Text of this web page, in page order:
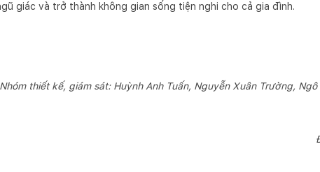
giác và trở thành không gian sống tiện nghi cho cả gia đình.
Nhóm thiết kế, giám sát: Huỳnh Anh Tuấn, Nguyễn Xuân Trường,